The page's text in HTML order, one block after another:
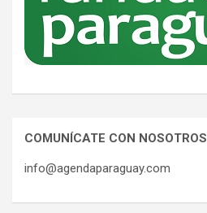
COMUNÍCATE CON NOSOTROS
info@agendaparaguay.com